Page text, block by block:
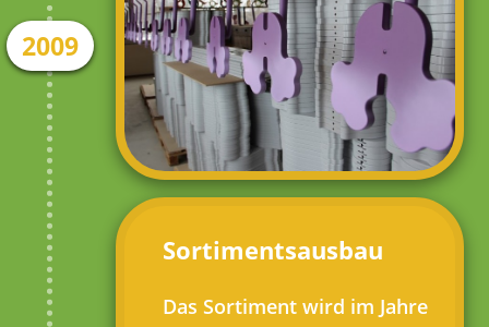
2009
Sortimentsausbau
Das Sortiment wird im Jahre